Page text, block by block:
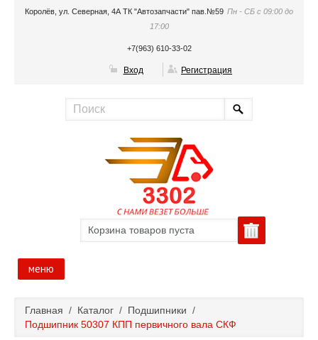
Королёв, ул. Северная, 4А ТК "Автозапчасти" пав.№59 Пн - СБ с 09:00 до
17:00
+7(963) 610-33-02
Вход Регистрация
Корзина товаров пуста
меню
Каталог
Главная / Каталог / Подшипники /
Подшипник 50307 КПП первичного вала СКФ